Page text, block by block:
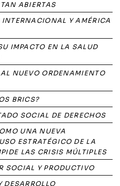
ABIERTAS
Y AMÉRICA
IMPACTO EN LA SALUD
NUEVO ORDENAMIENTO
BRICS?
SOCIAL DE DERECHOS
UNA NUEVA
ESTRATÉGICO DE LA
LAS CRISIS MÚLTIPLES
SOCIAL Y PRODUCTIVO
DESARROLLO